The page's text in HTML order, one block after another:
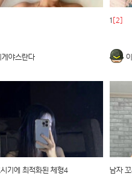
게야스란다
1 [2]
기에 최적화된 체형4 남자